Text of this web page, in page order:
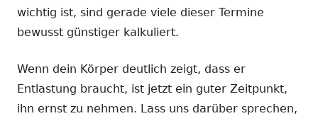
wichtig ist, sind gerade viele dieser Termine
bewusst günstiger kalkuliert.
Wenn dein Körper deutlich zeigt, dass er
Entlastung braucht, ist jetzt ein guter Zeitpunkt,
ihn ernst zu nehmen. Lass uns darüber sprechen,